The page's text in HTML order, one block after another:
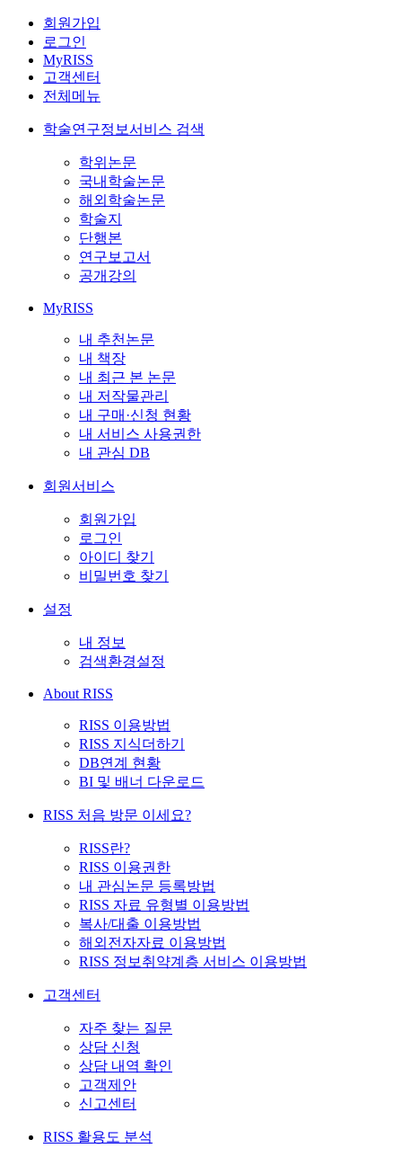
회원가입
로그인
MyRISS
고객센터
전체메뉴
학술연구정보서비스 검색
학위논문
국내학술논문
해외학술논문
학술지
단행본
연구보고서
공개강의
MyRISS
내 추천논문
내 책장
내 최근 본 논문
내 저작물관리
내 구매·신청 현황
내 서비스 사용권한
내 관심 DB
회원서비스
회원가입
로그인
아이디 찾기
비밀번호 찾기
설정
내 정보
검색환경설정
About RISS
RISS 이용방법
RISS 지식더하기
DB연계 현황
BI 및 배너 다운로드
RISS 처음 방문 이세요?
RISS란?
RISS 이용권한
내 관심논문 등록방법
RISS 자료 유형별 이용방법
복사/대출 이용방법
해외전자자료 이용방법
RISS 정보취약계층 서비스 이용방법
고객센터
자주 찾는 질문
상담 신청
상담 내역 확인
고객제안
신고센터
RISS 활용도 분석